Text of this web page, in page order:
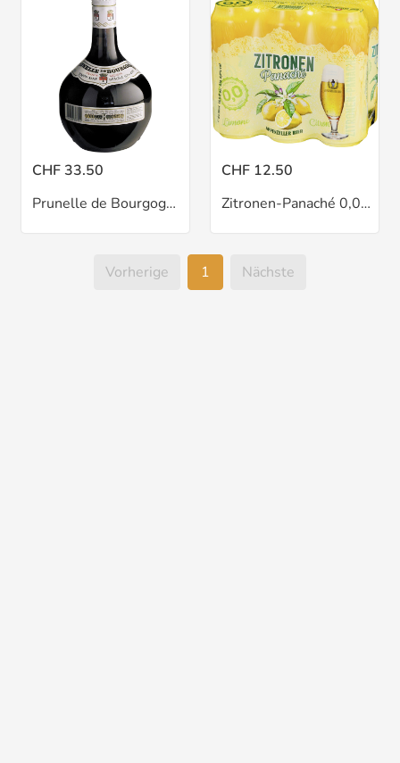
CHF 33.50
Prunelle de Bourgogne 70 cl
CHF 12.50
Zitronen-Panaché 0,0% 6x50 cl
Vorherige 1 Nächste